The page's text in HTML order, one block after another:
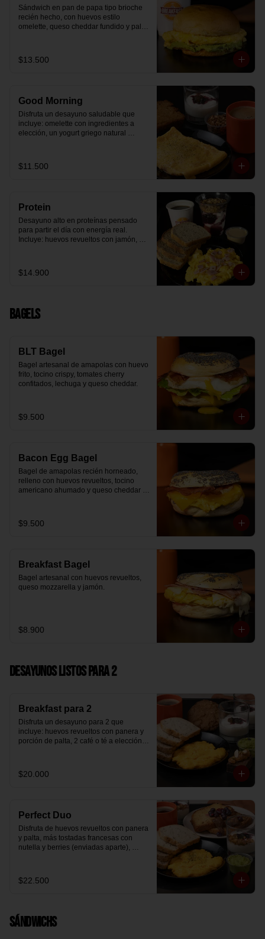
Sándwich en pan de papa tipo brioche
recién hecho, con huevos estilo
omelette, queso cheddar fundido y palta,
Se envía en bolsa delivery.
$13.500
Good Morning
Disfruta un desayuno saludable que
incluye: omelette con ingredientes a
elección, un yogurt griego natural
Breakfast y granola (endulzada con
miel), más un café o té a elección y un
$11.500
Protein
Desayuno alto en proteínas pensado
para partir el día con energía real.
Incluye: huevos revueltos con jamón,
mermelada de arándanos y granola
receta exclusiva The Breakfast, porción
$14.900
Bagels
BLT Bagel
Bagel artesanal de amapolas con huevo
frito, tocino crispy, tomates cherry
confitados, lechuga y queso cheddar.
$9.500
Bacon Egg Bagel
Bagel de amapolas recién horneado,
relleno con huevos revueltos, tocino
americano ahumado y queso cheddar
$9.500
Breakfast Bagel
Bagel artesanal con huevos revueltos,
queso mozzarella y jamón.
$8.900
Desayunos Listos para 2
Breakfast para 2
Disfruta un desayuno para 2 que
incluye: huevos revueltos con panera y
porción de palta, 2 café o té a elección, 2
hecha en casa, un mini brownie y galleta
de avena para compartir.
$20.000
Perfect Duo
Disfruta de huevos revueltos con panera
y palta, más tostadas francesas con
nutella y berries (enviadas aparte),
mermelada de arándanos y granola
hecha en casa.
$22.500
Sándwichs